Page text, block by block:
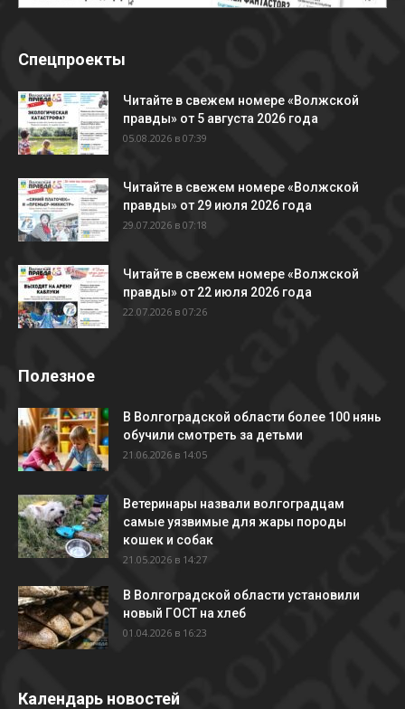
Спецпроекты
Читайте в свежем номере «Волжской
правды» от 5 августа 2026 года
05.08.2026 в 07:39
Читайте в свежем номере «Волжской
правды» от 29 июля 2026 года
29.07.2026 в 07:18
Читайте в свежем номере «Волжской
правды» от 22 июля 2026 года
22.07.2026 в 07:26
Полезное
В Волгоградской области более 100 нянь
обучили смотреть за детьми
21.06.2026 в 14:05
Ветеринары назвали волгоградцам
самые уязвимые для жары породы
кошек и собак
21.05.2026 в 14:27
В Волгоградской области установили
новый ГОСТ на хлеб
01.04.2026 в 16:23
Календарь новостей